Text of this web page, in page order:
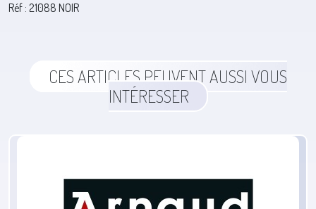
Réf : 21088 NOIR
CES ARTICLES PEUVENT AUSSI VOUS
INTÉRESSER